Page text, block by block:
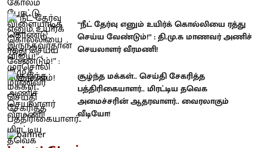
“நீட் தேர்வு எனும் உயிர்க் கொல்லியை ரத்து
செய்ய வேண்டும்!” : தி.மு.க மாணவர் அணிச்
செயலாளர் வீரமணி!
சூழ்ந்த மக்கள்.. செய்தி சேகரித்த
பத்திரிகையாளர்.. மிரட்டிய தவெக
அமைச்சரின் ஆதரவாளர்.. வைரலாகும்
வீடியோ!